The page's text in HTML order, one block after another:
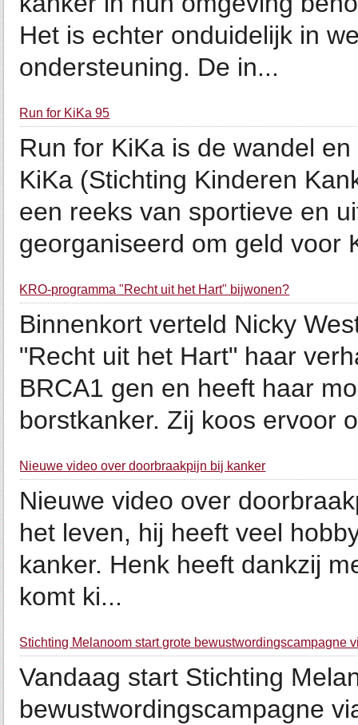
Het is echter onduidelijk in
ondersteuning. De in...
Run for KiKa 95
Run for KiKa is de wandel
KiKa (Stichting Kinderen
een reeks van sportieve en
georganiseerd om geld voor
KRO-programma "Recht uit het Hart" bijwonen?
Binnenkort verteld Nicky
"Recht uit het Hart" haar
BRCA1 gen en heeft haar
borstkanker. Zij koos ervoor
Nieuwe video over doorbraakpijn bij kanker
Nieuwe video over
het leven, hij heeft veel
kanker. Henk heeft dankzij
komt ki...
Stichting Melanoom start grote bewustwordingscampagne
Vandaag start Stichting
bewustwordingscampagne